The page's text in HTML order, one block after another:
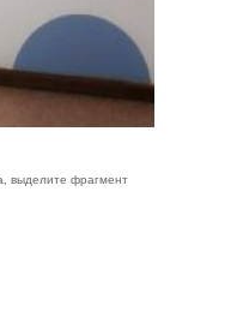
выделите фрагмент